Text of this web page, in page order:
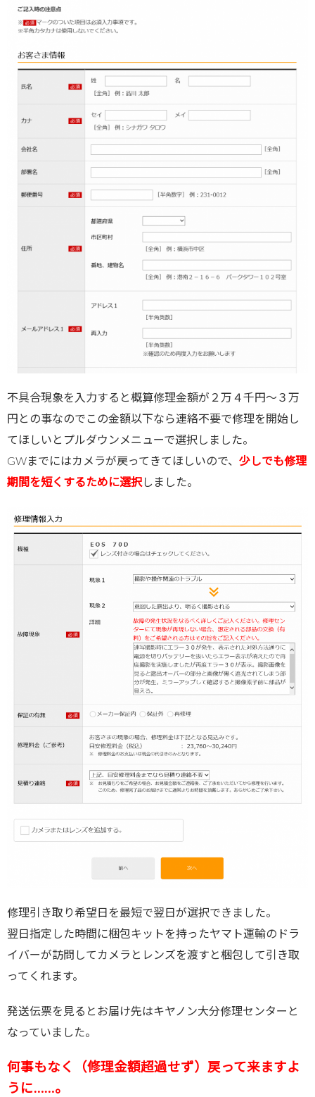
不具合現象を入力すると概算修理金額が２万４千円～３万
円との事なのでこの金額以下なら連絡不要で修理を開始し
てほしいとプルダウンメニューで選択しました。
GWまでにはカメラが戻ってきてほしいので、 少しでも修理
期間を短くするために選択しました。
修理引き取り希望日を最短で翌日が選択できました。
翌日指定した時間に梱包キットを持ったヤマト運輸のドラ
イバーが訪問してカメラとレンズを渡すと梱包して引き取
ってくれます。
発送伝票を見るとお届け先はキヤノン大分修理センターと
なっていました。
何事もなく（修理金額超過せず）戻って来ますよ
うに……。